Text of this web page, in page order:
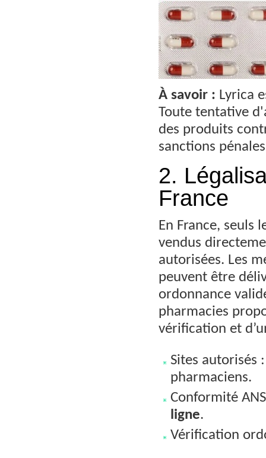
À savoir : Lyrica
Toute tentative
des produits
sanctions
2.
France
En France, seuls
vendus
autorisées. Les
peuvent être
ordonnance
pharmacies
vérification et
Sites autorisés
pharmaciens.
Conformité
ligne.
Vérification